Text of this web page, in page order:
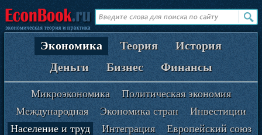
Экономика Теория
История
Деньги
Бизнес Финансы
Микроэкономика
Политическая экономия
Международная
Экономика стран
Инвестиции
Население и труд
Интеграция Европейский союз